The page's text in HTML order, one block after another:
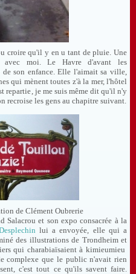
croire qu'il y en u tant de pluie. Une
avec moi. Le Havre d'avant les
de son enfance. Elle l'aimait sa ville,
qui mènent toutes z'à la mer, l'hôtel
repartie, je me suis même dit qu'il n'y
recroise les gens au chapitre suivant.
de Clément Oubrerie
et son expo consacrée à la
lui a envoyée, elle qui a
des illustrations de Trondheim et
qui charabiaïsaient à kimieumieu
complexe que le public n'avait rien
c'est tout ce qu'ils savent faire.